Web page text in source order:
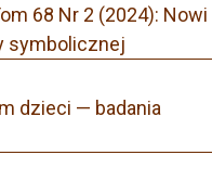
68 Nr 2 (2024): Nowi
symbolicznej
dzieci — badania